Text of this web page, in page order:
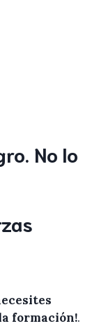
No lo
formación!.